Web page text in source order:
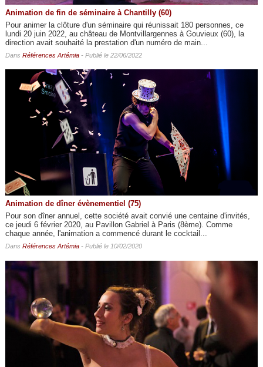
Animation de fin de séminaire à Chantilly (60)
Pour animer la clôture d'un séminaire qui réunissait 180 personnes, ce
lundi 20 juin 2022, au château de Montvillargennes à Gouvieux (60), la
direction avait souhaité la prestation d'un numéro de main...
Dans Références Artémia- Publié le 22/06/2022
Animation de dîner évènementiel (75)
Pour son dîner annuel, cette société avait convié une centaine d'invités,
ce jeudi 6 février 2020, au Pavillon Gabriel à Paris (8ème). Comme
chaque année, l'animation a commencé durant le cocktail...
Dans Références Artémia- Publié le 10/02/2020